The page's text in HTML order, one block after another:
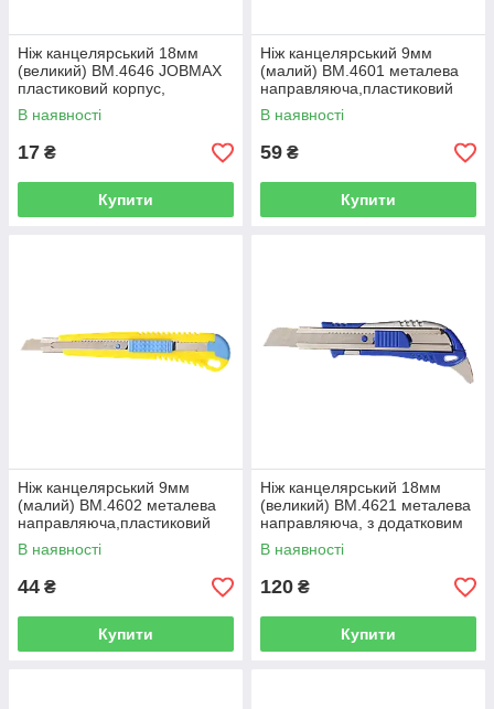
Ніж канцелярський 18мм
(великий) BM.4646 JOBMAX
пластиковий корпус,
механічний фіксатор (25/600)
В наявності
17 ₴
Купити
Ніж канцелярський 9мм
(малий) BM.4601 металева
направляюча,пластиковий
корпус,гумові вставки (24/28)
В наявності
59 ₴
Купити
Ніж канцелярський 9мм
(малий) BM.4602 металева
направляюча,пластиковий
корпус (24/288)
В наявності
44 ₴
Купити
Ніж канцелярський 18мм
(великий) BM.4621 металева
направляюча, з додатковим
гачком (1/12/144)
В наявності
120 ₴
Купити